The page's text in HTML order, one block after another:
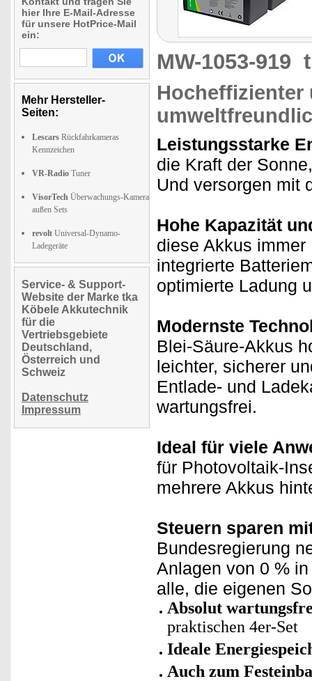
hier Ihre E-Mail-Adresse
für unsere HotPrice-Mail
ein:
Mehr Hersteller-
Seiten:
Lescars Rückfahrkameras
Kennzeichen
VR-Radio Tuner
VisorTech Überwachungs-Kamera
außen Sets
revolt Universal-Dynamo-
Ladegeräte
Service- & Support-
Website der Marke tka
Köbele Akkutechnik
für die
Vertriebsgebiete
Deutschland,
Österreich und
Schweiz
Datenschutz
Impressum
MW-1053-919
Hocheffizienter
Leistungsstarke
die Kraft der
Und versorgen mit
Hohe Kapazität
diese Akkus
integrierte
optimierte Ladung
Modernste
Blei-Säure-Akkus
leichter, sicherer
Entlade- und
wartungsfrei.
Ideal für viele
für Photovoltaik-
mehrere Akkus
Steuern sparen
Bundesregierung
Anlagen von 0 %
alle, die eigenen
Absolut
praktischen 4er-Set
Ideale
Auch zum